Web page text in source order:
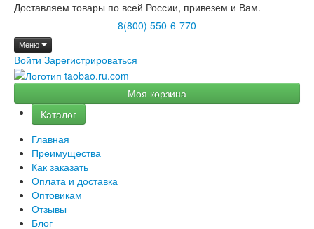
Доставляем товары по всей России, привезем и Вам.
8(800) 550-6-770
Меню
Войти Зарегистрироваться
Моя корзина
Каталог
Главная
Преимущества
Как заказать
Оплата и доставка
Оптовикам
Отзывы
Блог